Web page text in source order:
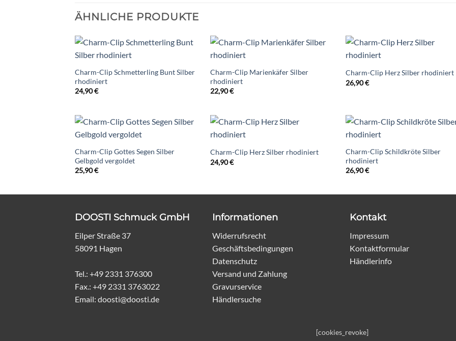
ÄHNLICHE PRODUKTE
Charm-Clip Schmetterling Bunt Silber
rhodiniert
24,90€
Charm-Clip Marienkäfer Silber
rhodiniert
22,90€
Charm-Clip Herz Silber rhodiniert
26,90€
Charm-Clip Gottes Segen Silber
Gelbgold vergoldet
25,90€
Charm-Clip Herz Silber rhodiniert
24,90€
Charm-Clip Schildkröte Silber
rhodiniert
26,90€
DOOSTI Schmuck GmbH
Eilper Straße 37
58091 Hagen
Tel.: +49 2331 376300
Fax.: +49 2331 3763022
Email: doosti@doosti.de
Informationen
Widerrufsrecht
Geschäftsbedingungen
Datenschutz
Versand und Zahlung
Gravurservice
Händlersuche
Kontakt
Impressum
Kontaktformular
Händlerinfo
[cookies_revoke]